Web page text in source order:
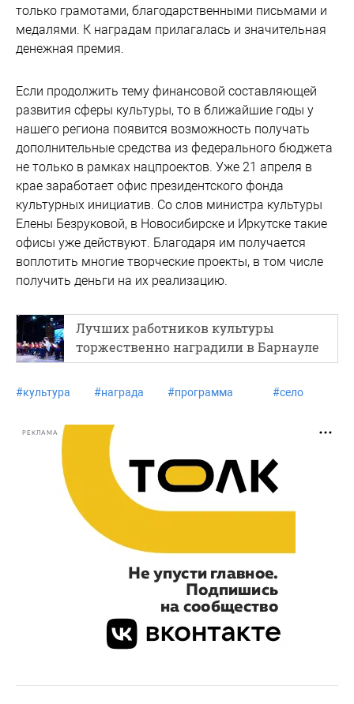
только грамотами, благодарственными письмами и
медалями. К наградам прилагалась и значительная
денежная премия.
Если продолжить тему финансовой составляющей
развития сферы культуры, то в ближайшие годы у
нашего региона появится возможность получать
дополнительные средства из федерального бюджета
не только в рамках нацпроектов. Уже 21 апреля в
крае заработает офис президентского фонда
культурных инициатив. Со слов министра культуры
Елены Безруковой, в Новосибирске и Иркутске такие
офисы уже действуют. Благодаря им получается
воплотить многие творческие проекты, в том числе
получить деньги на их реализацию.
Лучших работников культуры
торжественно наградили в Барнауле
#культура #награда #программа #село
РЕКЛАМА